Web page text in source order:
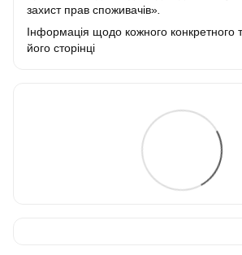
захист прав споживачів»
Інформація щодо кожного конкретного
його сторінці